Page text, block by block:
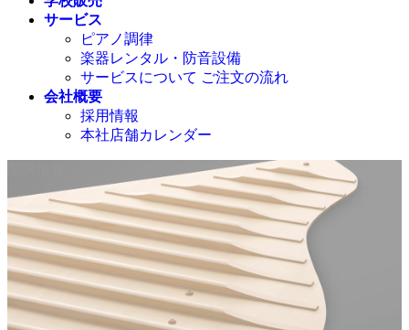
サービス
ピアノ調律
楽器レンタル・防音設備
サービスについて ご注文の流れ
会社概要
採用情報
本社店舗カレンダー